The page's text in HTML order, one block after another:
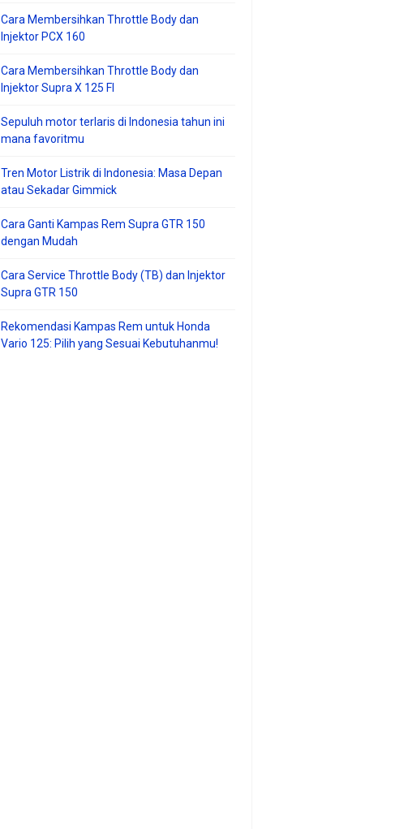
Cara Membersihkan Throttle Body dan
Injektor PCX 160
Cara Membersihkan Throttle Body dan
Injektor Supra X 125 FI
Sepuluh motor terlaris di Indonesia tahun ini
mana favoritmu
Tren Motor Listrik di Indonesia: Masa Depan
atau Sekadar Gimmick
Cara Ganti Kampas Rem Supra GTR 150
dengan Mudah
Cara Service Throttle Body (TB) dan Injektor
Supra GTR 150
Rekomendasi Kampas Rem untuk Honda
Vario 125: Pilih yang Sesuai Kebutuhanmu!